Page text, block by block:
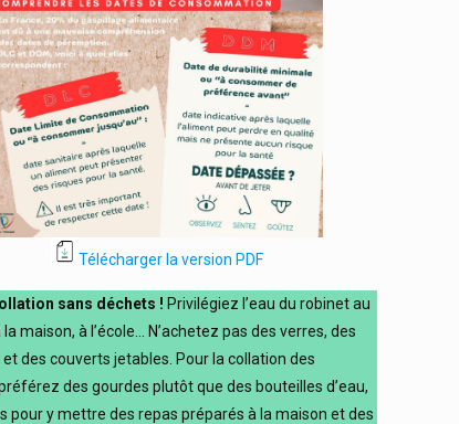
Télécharger la version PDF
sans déchets ! Privilégiez l’eau du robinet au
la maison, à l’école… N’achetez pas des verres, des
des couverts jetables. Pour la collation des
des gourdes plutôt que des bouteilles d’eau,
pour y mettre des repas préparés à la maison et des